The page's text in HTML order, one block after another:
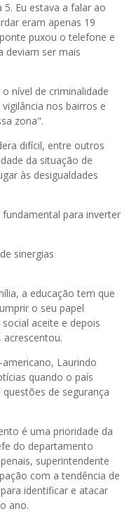
Eu estava a falar ao
eram apenas 19
puxou o telefone e
deviam ser mais
nível de criminalidade
nos bairros e
zona".
difícil, entre outros
da situação de
às desigualdades
para inverter
sinergias
a educação tem que
o seu papel
aceite e depois
acrescentou.
Laurindo
quando o país
de segurança
é uma prioridade da
do departamento
superintendente
com a tendência de
identificar e atacar
ano.